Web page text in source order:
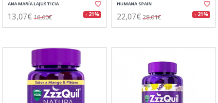
ANA MARÍA LAJUSTICIA
13,07€ 16,60€ - 21%
HUMANA SPAIN
22,07€ 28,01€ - 21%